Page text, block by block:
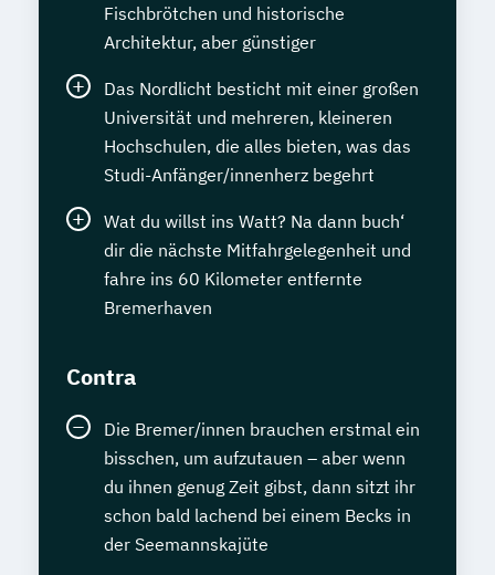
Fischbrötchen und historische
Architektur, aber günstiger
Das Nordlicht besticht mit einer großen
Universität und mehreren, kleineren
Hochschulen, die alles bieten, was das
Studi-Anfänger/innenherz begehrt
Wat du willst ins Watt? Na dann buch‘
dir die nächste Mitfahrgelegenheit und
fahre ins 60 Kilometer entfernte
Bremerhaven
Contra
Die Bremer/innen brauchen erstmal ein
bisschen, um aufzutauen – aber wenn
du ihnen genug Zeit gibst, dann sitzt ihr
schon bald lachend bei einem Becks in
der Seemannskajüte